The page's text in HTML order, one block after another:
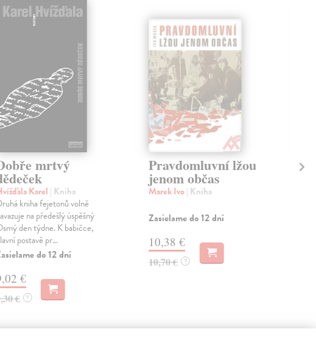
mrtvý
Karel | Kniha
kniha fejetonů volně
na předešlý úspěšný
den týdne. K babičce,
postavě pr...
do 12 dní
€
€ ?
Pravdomluvní lžou
jenom občas
Marek Ivo| Kniha
Zasielame do 12 dní
10,38 €
10,70 € ?